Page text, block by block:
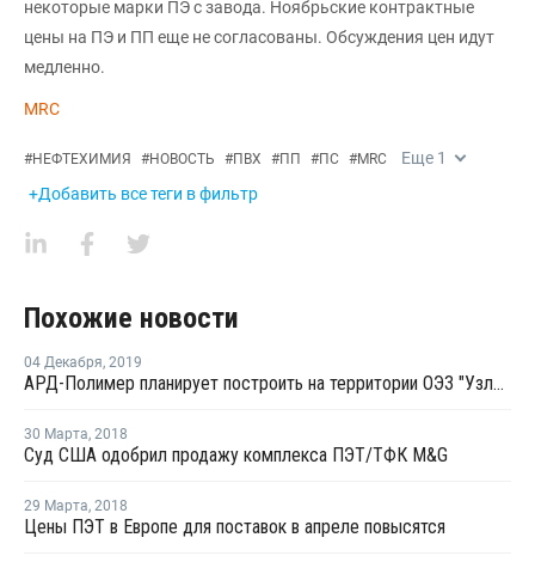
некоторые марки ПЭ с завода. Ноябрьские контрактные
цены на ПЭ и ПП еще не согласованы. Обсуждения цен идут
медленно.
MRC
#НЕФТЕХИМИЯ #НОВОСТЬ #ПВХ #ПП #ПС #MRC Еще 1
+Добавить все теги в фильтр
Похожие новости
04 Декабря, 2019
АРД-Полимер планирует построить на территории ОЭЗ "Узловая" производство пленок из ПЭТ
30 Марта, 2018
Суд США одобрил продажу комплекса ПЭТ/ТФК M&G
29 Марта, 2018
Цены ПЭТ в Европе для поставок в апреле повысятся